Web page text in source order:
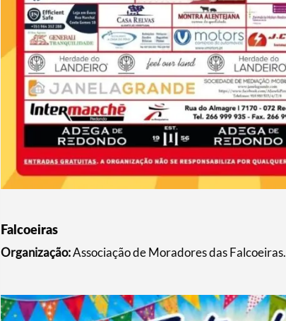
Falcoeiras
Organização:Associação de Moradores das Falcoeiras.